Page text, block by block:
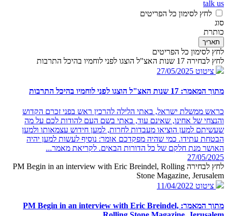
talk us
לחץ לסימון כל הפריטים
סוג
כותרת
תאריך
לחץ לסימון כל הפריטים
לחץ לבחירה 17 שנות האצ"ל הוצגו לפני לוחמיו בהיכל התרבות
ציטוט 27/05/2025
מתוך המאמר: 17 שנות האצ"ל הוצגו לפני לוחמיו בהיכל התרבות
כראש ממשלת ישראל, באתי הלילה להרכין ראש בפני זכרם הקדוש
והנצחי של אחינו, שאינם עוד, באתי בשם העם להודות לכם על מה
שעשיתם למען הוציאו מעבדות לחרות, למען חידוש עצמאותו ולמען
הבטחת עתידו. כמי שהיה מפקדכם אומר: נוסיף לעשות למען יהיה
האושר מנת חלקם של כל הדורות הבאים. לקריאת מאמר...
27/05/2025
לחץ לבחירה PM Begin in an interview with Eric Breindel, Rolling
Stone Magazine, Jerusalem
ציטוט 11/04/2022
מתוך המאמר: PM Begin in an interview with Eric Breindel,